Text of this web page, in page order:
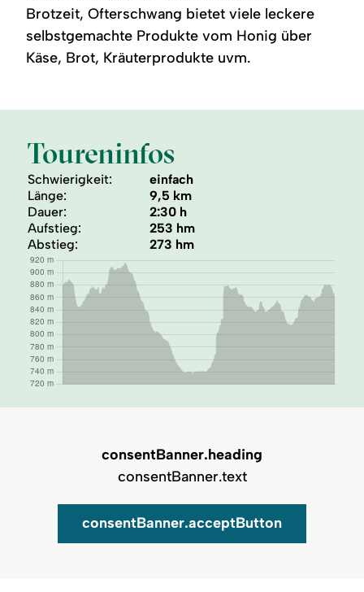
Brotzeit, Ofterschwang bietet viele leckere
selbstgemachte Produkte vom Honig über
Käse, Brot, Kräuterprodukte uvm.
Toureninfos
Schwierigkeit:
einfach
Länge:
9,5 km
Dauer:
2:30 h
Aufstieg:
253 hm
Abstieg:
273 hm
consentBanner.heading
consentBanner.text
consentBanner.acceptButton